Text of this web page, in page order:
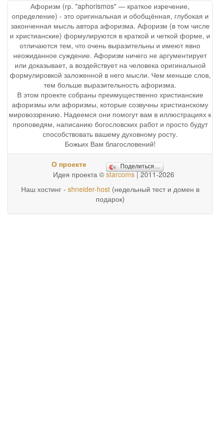
Афоризм (гр. "aphorismos" — краткое изречение,
определение) - это оригинальная и обобщённая, глубокая и
законченная мысль автора афоризма. Афоризм (в том числе
и христианские) формулируются в краткой и четкой форме, и
отличаются тем, что очень выразительны и имеют явно
неожиданное суждение. Афоризм ничего не аргументирует
или доказывает, а воздействует на человека оригинальной
формулировкой заложенной в него мысли. Чем меньше слов,
тем больше выразительность афоризма.
В этом проекте собраны преимущественно христианские
афоризмы или афоризмы, которые созвучны христианскому
мировоззрению. Надеемся они помогут вам в иллюстрациях к
проповедям, написанию богословских работ и просто будут
способствовать вашему духовному росту.
Божьих Вам благословений!
О проекте Поделиться…
Идея проекта © starcoms| 2011-2026
Наш хостинг - shneider-host(недельный тест и домен в
подарок)